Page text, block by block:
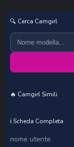
🔍 Cerca Camgirl
🔥 Camgirl Simili
ℹ️ Scheda Completa
nome utente